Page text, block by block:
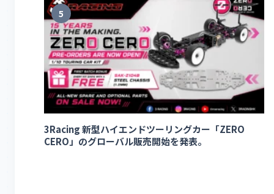
5
3Racing 新型ハイエンドツーリングカー「ZERO
CERO」のグローバル販売開始を発表。